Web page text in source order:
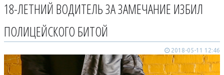
18-ЛЕТНИЙ ВОДИТЕЛЬ ЗА ЗАМЕЧАНИЕ ИЗБИЛ
ПОЛИЦЕЙСКОГО БИТОЙ
2018-05-11 12:46